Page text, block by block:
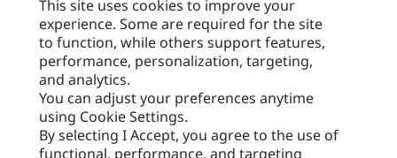
Moje Preferencje Marketingowe
Site Map
Cookie Settings
Legal
Privacy
This site uses cookies to improve your
experience. Some are required for the site
to function, while others support features,
performance, personalization, targeting,
and analytics.
You can adjust your preferences anytime
using Cookie Settings.
By selecting I Accept, you agree to the use of
functional, performance, and targeting